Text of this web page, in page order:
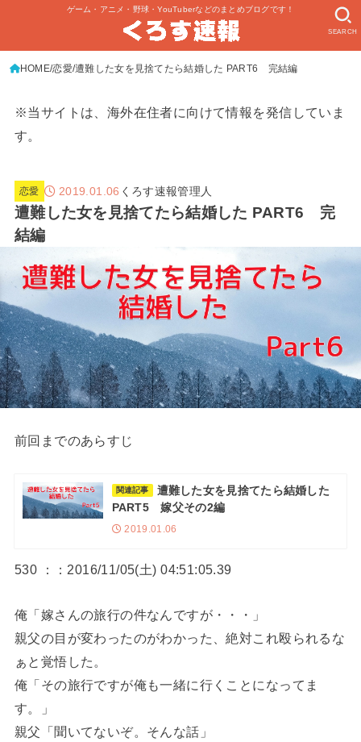
ゲーム・アニメ・野球・YouTuberなどのまとめブログです！
SEARCH
HOME 恋愛 遭難した女を見捨てたら結婚した PART6 完結編
※当サイトは、海外在住者に向けて情報を発信していま
す。
恋愛 2019.01.06 くろす速報管理人
遭難した女を見捨てたら結婚した PART6 完
結編
前回までのあらすじ
関連記事
遭難した女を見捨てたら結婚した
PART5 嫁父その2編
2019.01.06
530 ：：2016/11/05(土) 04:51:05.39
俺「嫁さんの旅行の件なんですが・・・」
親父の目が変わったのがわかった、絶対これ殴られるな
ぁと覚悟した。
俺「その旅行ですが俺も一緒に行くことになってま
す。」
親父「聞いてないぞ。そんな話」